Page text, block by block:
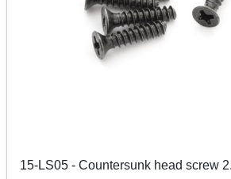
15-LS05 - Countersunk head screw